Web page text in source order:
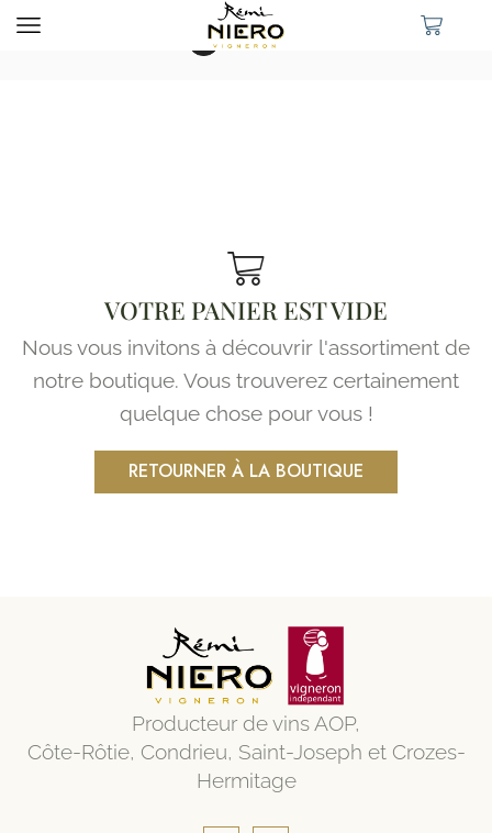
PANIER
VOTRE PANIER EST VIDE
Nousvous invitons à découvrir l'assortiment de
notre boutique. Vous trouverez certainement
quelque chose pour vous !
RETOURNER À LA BOUTIQUE
Producteur de vins AOP,
Côte-Rôtie, Condrieu, Saint-Joseph et Crozes-
Hermitage